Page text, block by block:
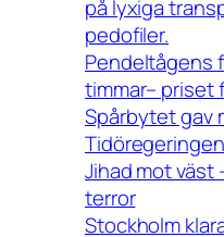
på lyxiga
pedofiler.
Pendeltågens
timmar– priset
Spårbytet gav
Jihad mot väst
terror
Stockholm